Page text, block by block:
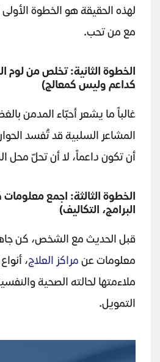
لهذه الحقيقة هو الخطوة
مع من تحب.
الخطوة الثانية: تخلص من لوم
كداعم وليس كمعالج)
غالباً ما يشعر أحبّاء المدمن
المشاعر السلبية قد تُفسد
أن تكون داعماً، لا أن تحلّ محل
الخطوة الثالثة: اجمع
البرامج، التكاليف)
قبل الحديث مع الشخص، كن
معلومات عن مراكز العلاج،
ملاءمتها لحالته الصحية
التمويل.